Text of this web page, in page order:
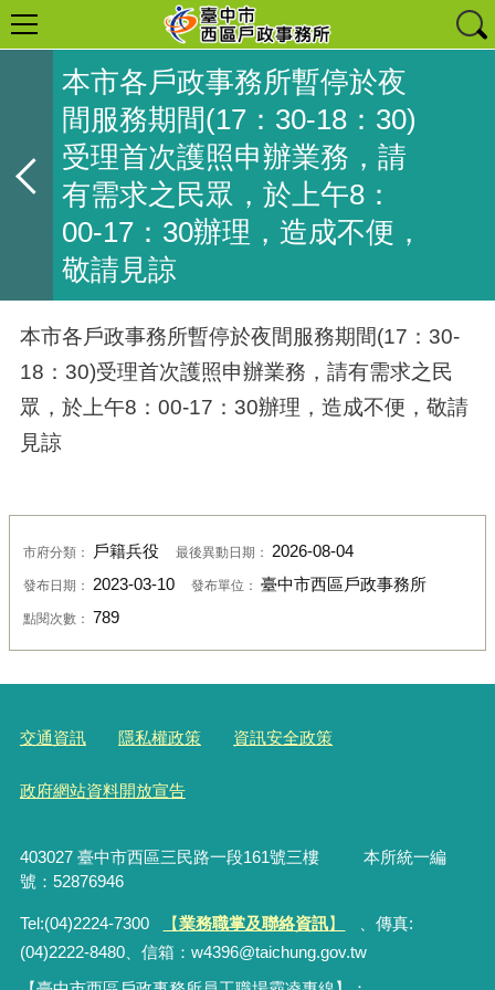
本市各戶政事務所暫停於夜
間服務期間(17：30-18：30)
受理首次護照申辦業務，請
有需求之民眾，於上午8：
00-17：30辦理，造成不便，
敬請見諒
本市各戶政事務所暫停於夜間服務期間(17：30-
18：30)受理首次護照申辦業務，請有需求之民
眾，於上午8：00-17：30辦理，造成不便，敬請
見諒
市府分類： 戶籍兵役 最後異動日期： 2026-08-04
發布日期： 2023-03-10 發布單位： 臺中市西區戶政事務所
點閱次數： 789
交通資訊 隱私權政策 資訊安全政策
政府網站資料開放宣告
403027 臺中市西區三民路一段161號三樓 本所統一編
號：52876946
Tel:(04)2224-7300 【業務職掌及聯絡資訊】
、傳真:
(04)2222-8480、 信箱： w4396@taichung.gov.tw